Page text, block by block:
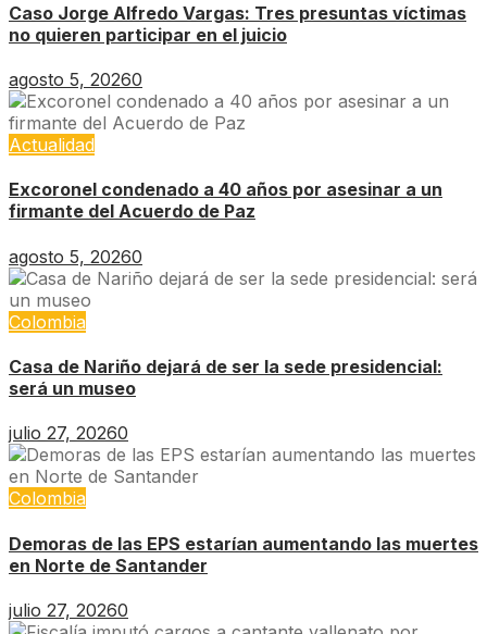
Caso Jorge Alfredo Vargas: Tres presuntas víctimas
no quieren participar en el juicio
agosto 5, 20260
Actualidad
Excoronel condenado a 40 años por asesinar a un
firmante del Acuerdo de Paz
agosto 5, 20260
Colombia
Casa de Nariño dejará de ser la sede presidencial:
será un museo
julio 27, 20260
Colombia
Demoras de las EPS estarían aumentando las muertes
en Norte de Santander
julio 27, 20260